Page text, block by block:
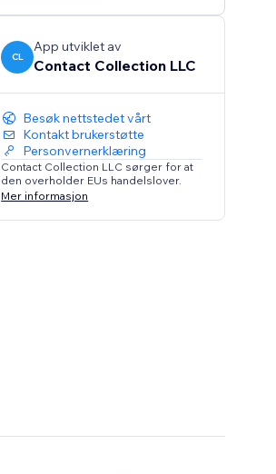
CL
App utviklet av
Contact Collection LLC
Besøk nettstedet vårt
Kontakt brukerstøtte
Personvernerklæring
Contact Collection LLC sørger for at
den overholder EUs handelslover.
Mer informasjon